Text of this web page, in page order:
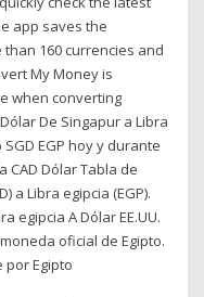
app saves the
160 currencies and
My Money is
when converting
De Singapur a Libra
EGP hoy y durante
CAD Dólar Tabla de
a Libra egipcia (EGP).
egipcia A Dólar EE.UU.
moneda oficial de Egipto.
por Egipto